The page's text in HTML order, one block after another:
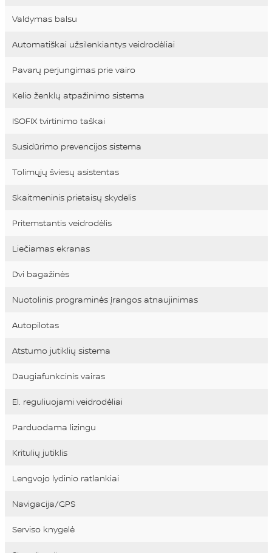
Valdymas balsu
Automatiškai užsilenkiantys veidrodėliai
Pavarų perjungimas prie vairo
Kelio ženklų atpažinimo sistema
ISOFIX tvirtinimo taškai
Susidūrimo prevencijos sistema
Tolimųjų šviesų asistentas
Skaitmeninis prietaisų skydelis
Pritemstantis veidrodėlis
Liečiamas ekranas
Dvi bagažinės
Nuotolinis programinės įrangos atnaujinimas
Autopilotas
Atstumo jutiklių sistema
Daugiafunkcinis vairas
El. reguliuojami veidrodėliai
Parduodama lizingu
Kritulių jutiklis
Lengvojo lydinio ratlankiai
Navigacija/GPS
Serviso knygelė